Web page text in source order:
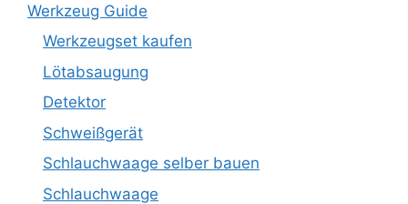
Werkzeug Guide
Werkzeugset kaufen
Lötabsaugung
Detektor
Schweißgerät
Schlauchwaage selber bauen
Schlauchwaage